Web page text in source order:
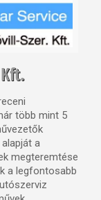
több mint 5
a
megteremtése
a legfontosabb